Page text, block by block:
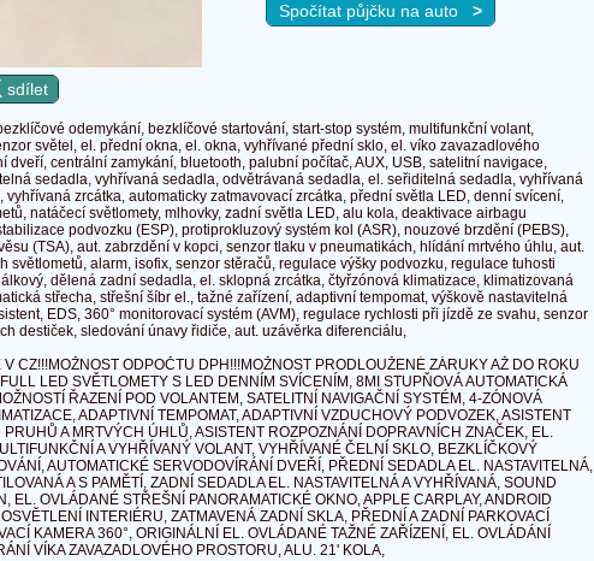
sdílet
Spočítat půjčku na auto >
odemykání, bezklíčové startování, start-stop systém, multifunkční volant,
světel, el. přední okna, el. okna, vyhřívané přední sklo, el. víko zavazadlového
dveří, centrální zamykání, bluetooth, palubní počítač, AUX, USB, satelitní navigace,
sedadla, vyhřívaná sedadla, odvětrávaná sedadla, el. seřiditelná sedadla, vyhřívaná
vyhřívaná zrcátka, automaticky zatmavovací zrcátka, přední světla LED, denní svícení,
natáčecí světlomety, mlhovky, zadní světla LED, alu kola, deaktivace airbagu
podvozku (ESP), protiprokluzový systém kol (ASR), nouzové brzdění (PEBS),
(TSA), aut. zabrzdění v kopci, senzor tlaku v pneumatikách, hlídání mrtvého úhlu, aut.
světlometů, alarm, isofix, senzor stěračů, regulace výšky podvozku, regulace tuhosti
dělená zadní sedadla, el. sklopná zrcátka, čtyřzónová klimatizace, klimatizovaná
střecha, střešní šíbr el., tažné zařízení, adaptivní tempomat, výškově nastavitelná
EDS, 360° monitorovací systém (AVM), regulace rychlosti při jízdě ze svahu, senzor
destiček, sledování únavy řidiče, aut. uzávěrka diferenciálu,
V CZ!!!MOŽNOST ODPOČTU DPH!!!MOŽNOST PRODLOUŽENÉ ZÁRUKY AŽ DO ROKU
LED SVĚTLOMETY S LED DENNÍM SVÍCENÍM, 8MI STUPŇOVÁ AUTOMATICKÁ
ŘAZENÍ POD VOLANTEM, SATELITNÍ NAVIGAČNÍ SYSTÉM, 4-ZÓNOVÁ
ADAPTIVNÍ TEMPOMAT, ADAPTIVNÍ VZDUCHOVÝ PODVOZEK, ASISTENT
PRUHŮ A MRTVÝCH ÚHLŮ, ASISTENT ROZPOZNÁNÍ DOPRAVNÍCH ZNAČEK, EL.
A VYHŘÍVANÝ VOLANT, VYHŘÍVANÉ ČELNÍ SKLO, BEZKLÍČKOVÝ
AUTOMATICKÉ SERVODOVÍRÁNÍ DVEŘÍ, PŘEDNÍ SEDADLA EL. NASTAVITELNÁ,
A S PAMĚTÍ, ZADNÍ SEDADLA EL. NASTAVITELNÁ A VYHŘÍVANÁ, SOUND
EL. OVLÁDANÉ STŘEŠNÍ PANORAMATICKÉ OKNO, APPLE CARPLAY, ANDROID
INTERIÉRU, ZATMAVENÁ ZADNÍ SKLA, PŘEDNÍ A ZADNÍ PARKOVACÍ
KAMERA 360°, ORIGINÁLNÍ EL. OVLÁDANÉ TAŽNÉ ZAŘÍZENÍ, EL. OVLÁDÁNÍ
VÍKA ZAVAZADLOVÉHO PROSTORU, ALU. 21' KOLA,